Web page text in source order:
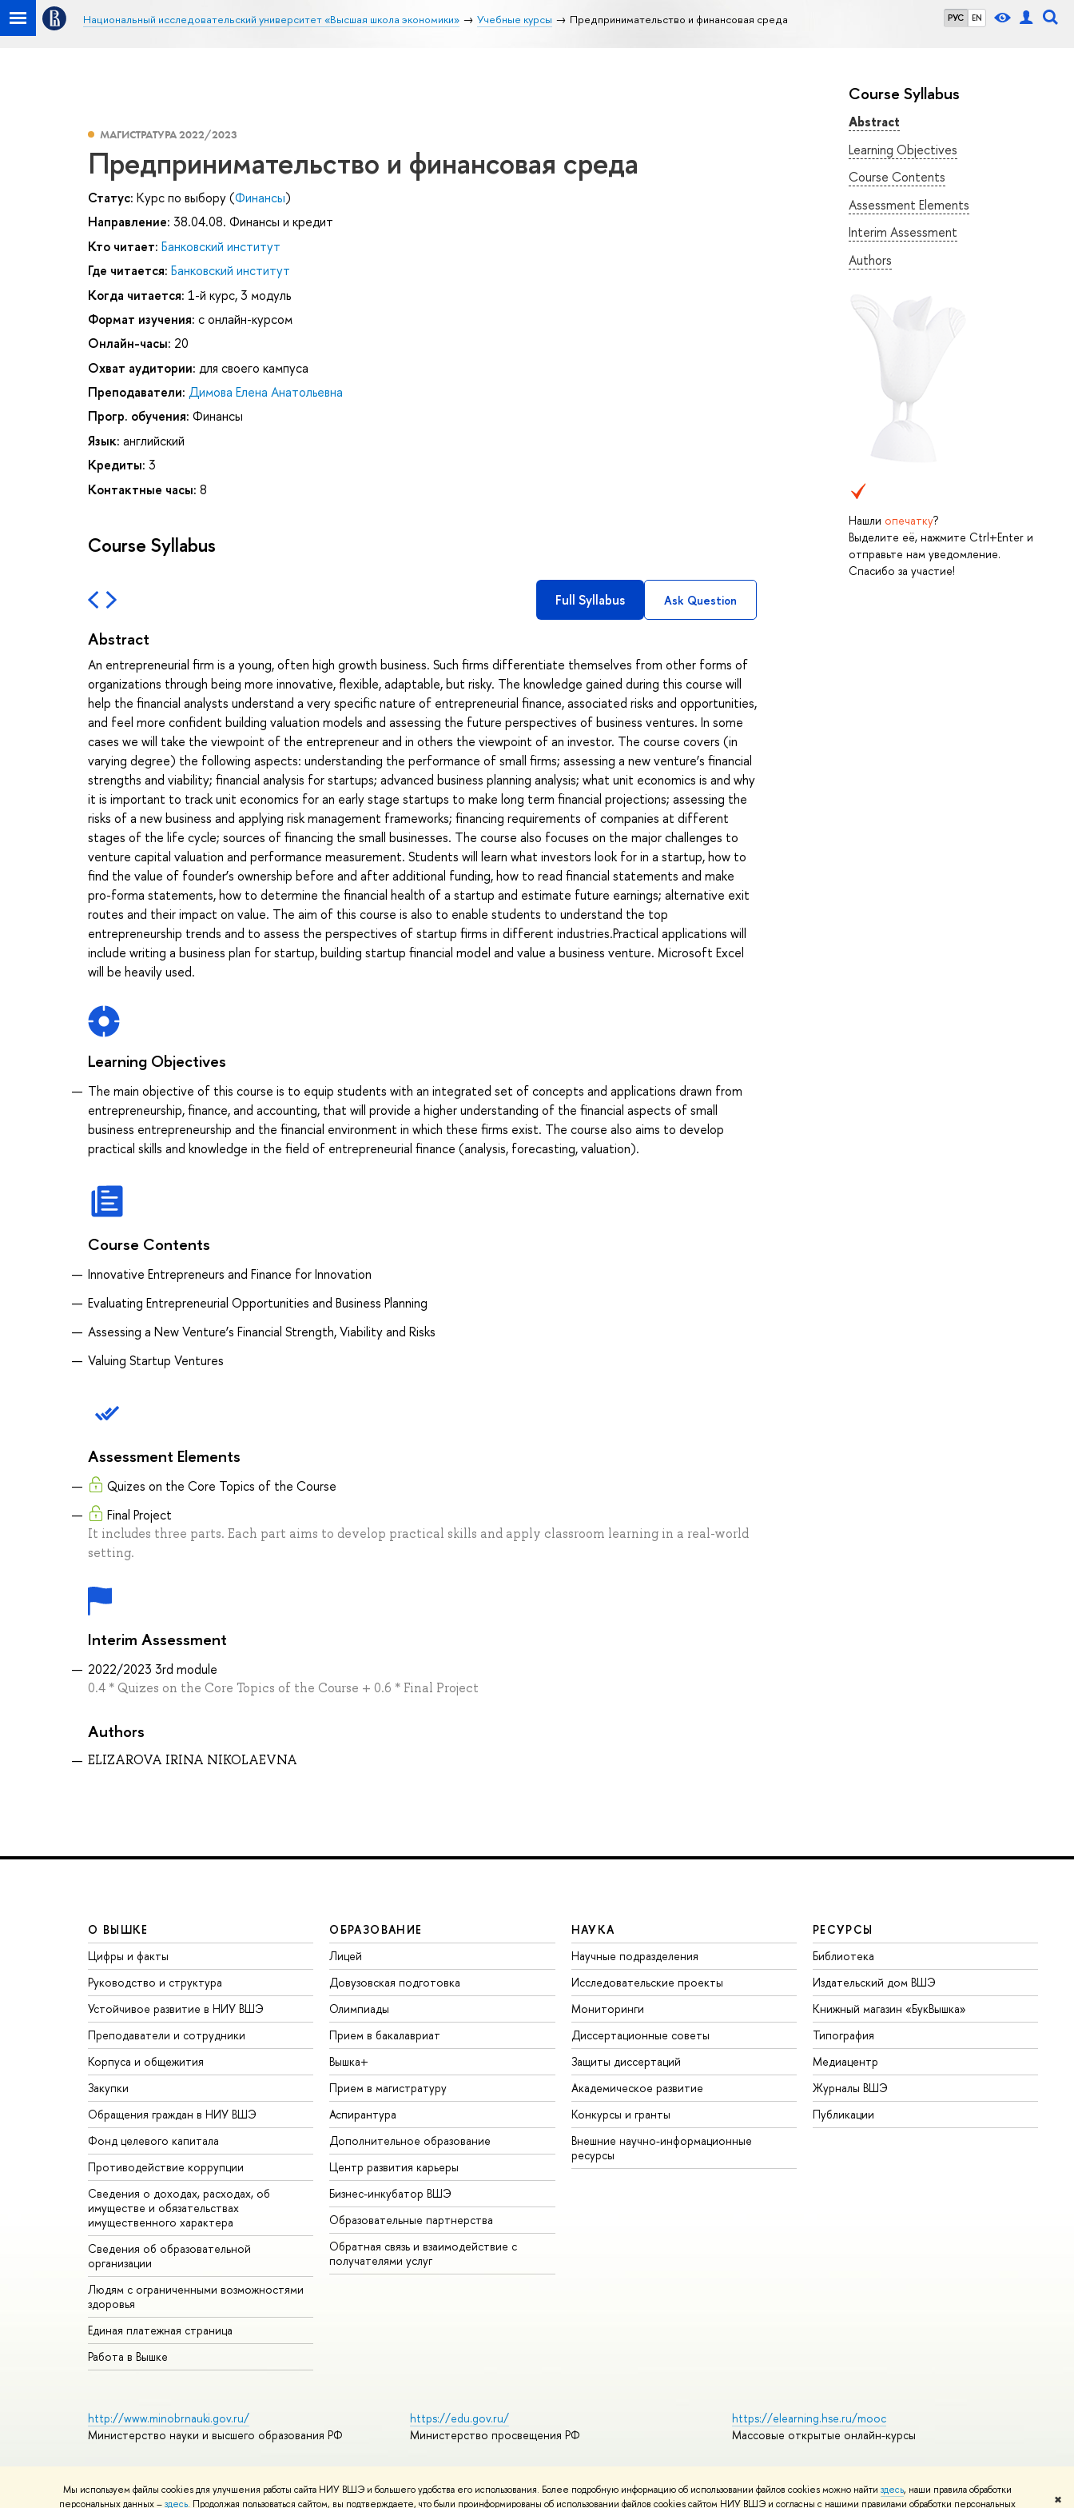
Мы используем файлы cookies для улучшения работы сайта НИУ ВШЭ и большего удобства его использования. Более подробную информацию об использовании файлов cookies можно найти здесь, наши правила обработки
персональных данных –здесь. Продолжая пользоваться сайтом, вы подтверждаете, что были проинформированы об использовании файлов cookies сайтом НИУ ВШЭ и согласны с нашими правилами обработки персональных ✖
РУС EN
Национальный исследовательский университет «Высшая школа экономики» Учебные курсы Предпринимательство и финансовая среда
Course Syllabus
Abstract
Learning Objectives
Course Contents
Assessment Elements
Interim Assessment
Authors
Нашли опечатку?
Выделите её, нажмите Ctrl+Enter и
отправьте нам уведомление.
Спасибо за участие!
МАГИСТРАТУРА 2022/2023
Предпринимательство и финансовая среда
Статус: Курс по выбору (Финансы)
Направление: 38.04.08. Финансы и кредит
Кто читает: Банковский институт
Где читается: Банковский институт
Когда читается: 1-й курс, 3 модуль
Формат изучения: с онлайн-курсом
Онлайн-часы: 20
Охват аудитории: для своего кампуса
Преподаватели: Димова Елена Анатольевна
Прогр. обучения: Финансы
Язык: английский
Кредиты: 3
Контактные часы: 8
Course Syllabus
Full Syllabus Ask Question
Abstract
An entrepreneurial firm is a young, often high growth business. Such firms differentiate themselves from other forms of
organizations through being more innovative, flexible, adaptable, but risky. The knowledge gained during this course will
help the financial analysts understand a very specific nature of entrepreneurial finance, associated risks and opportunities,
and feel more confident building valuation models and assessing the future perspectives of business ventures. In some
cases we will take the viewpoint of the entrepreneur and in others the viewpoint of an investor. The course covers (in
varying degree) the following aspects: understanding the performance of small firms; assessing a new venture’s financial
strengths and viability; financial analysis for startups; advanced business planning analysis; what unit economics is and why
it is important to track unit economics for an early stage startups to make long term financial projections; assessing the
risks of a new business and applying risk management frameworks; financing requirements of companies at different
stages of the life cycle; sources of financing the small businesses. The course also focuses on the major challenges to
venture capital valuation and performance measurement. Students will learn what investors look for in a startup, how to
find the value of founder’s ownership before and after additional funding, how to read financial statements and make
pro-forma statements, how to determine the financial health of a startup and estimate future earnings; alternative exit
routes and their impact on value. The aim of this course is also to enable students to understand the top
entrepreneurship trends and to assess the perspectives of startup firms in different industries.Practical applications will
include writing a business plan for startup, building startup financial model and value a business venture. Microsoft Excel
will be heavily used.
Learning Objectives
The main objective of this course is to equip students with an integrated set of concepts and applications drawn from
entrepreneurship, finance, and accounting, that will provide a higher understanding of the financial aspects of small
business entrepreneurship and the financial environment in which these firms exist. The course also aims to develop
practical skills and knowledge in the field of entrepreneurial finance (analysis, forecasting, valuation).
Course Contents
Innovative Entrepreneurs and Finance for Innovation
Evaluating Entrepreneurial Opportunities and Business Planning
Assessing a New Venture’s Financial Strength, Viability and Risks
Valuing Startup Ventures
Assessment Elements
Quizes on the Core Topics of the Course
Final Project
It includes three parts. Each part aims to develop practical skills and apply classroom learning in a real-world
setting.
Interim Assessment
2022/2023 3rd module
0.4 * Quizes on the Core Topics of the Course + 0.6 * Final Project
Authors
ELIZAROVA IRINA NIKOLAEVNA
О ВЫШКЕ
Цифры и факты
Руководство и структура
Устойчивое развитие в НИУ ВШЭ
Преподаватели и сотрудники
Корпуса и общежития
Закупки
Обращения граждан в НИУ ВШЭ
Фонд целевого капитала
Противодействие коррупции
Сведения о доходах, расходах, об
имуществе и обязательствах
имущественного характера
Сведения об образовательной
организации
Людям с ограниченными возможностями
здоровья
Единая платежная страница
Работа в Вышке
ОБРАЗОВАНИЕ
Лицей
Довузовская подготовка
Олимпиады
Прием в бакалавриат
Вышка+
Прием в магистратуру
Аспирантура
Дополнительное образование
Центр развития карьеры
Бизнес-инкубатор ВШЭ
Образовательные партнерства
Обратная связь и взаимодействие с
получателями услуг
НАУКА
Научные подразделения
Исследовательские проекты
Мониторинги
Диссертационные советы
Защиты диссертаций
Академическое развитие
Конкурсы и гранты
Внешние научно-информационные
ресурсы
РЕСУРСЫ
Библиотека
Издательский дом ВШЭ
Книжный магазин «БукВышка»
Типография
Медиацентр
Журналы ВШЭ
Публикации
http://www.minobrnauki.gov.ru/
Министерство науки и высшего образования РФ
https://edu.gov.ru/
Министерство просвещения РФ
https://elearning.hse.ru/mooc
Массовые открытые онлайн-курсы
© НИУ ВШЭ 1993–2026 Адреса и контакты Условия использования материалов Политика конфиденциальности Редактору